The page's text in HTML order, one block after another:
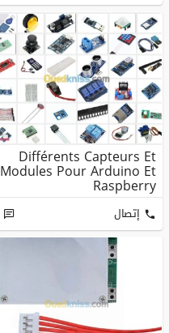
Différents Capteurs Et
Modules Pour Arduino Et
Raspberry
إتصال